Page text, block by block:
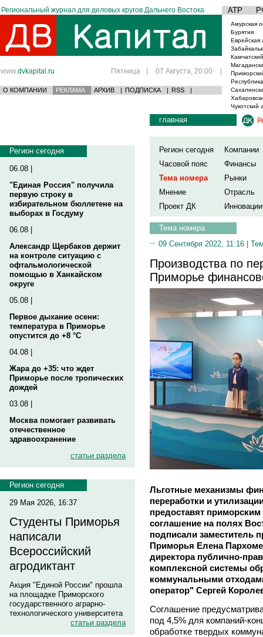
Региональный журнал для деловых кругов Дальнего Востока АТР
www.dvkapital.ru Пятница | 07 Августа, 20:00 |
О КОМПАНИИ РЕКЛАМА АРХИВ | ПОДПИСКА | RSS |
Амурская
Бурятия
Еврейская
Чукотский
Регион сегодня
06.08 |
"Единая Россия" получила
первую строку в
избирательном бюллетене на
выборах в Госдуму
06.08 |
Александр Щербаков держит
на контроле ситуацию с
офтальмологической
помощью в Ханкайском
округе
05.08 |
Первое дыхание осени:
температура в Приморье
опустится до +8 °C
04.08 |
Жара до +35: что ждет
Приморье после тропических
дождей
03.08 |
Москва помогает развивать
отечественное
здравоохранение
статьи раздела
Регион сегодня
29 Мая 2026, 16:37
Студенты Приморья
написали
Всероссийский
агродиктант
Акция "Единой России" прошла
на площадке Приморского
государственного аграрно-
технологического университета
статьи раздела
главная
Регион сегодня
Компании
Часовой пояс
Финансы
Тема номера
Рынки
Мнение
Отрасль
Проект ДК
Инновации
Тема номера
09 Сентября 2022, 11:16 |
Производства по
Приморье
Льготные механизмы
переработки и
предоставят
соглашение на полях
подписали заместитель
Приморья Елена
директора публично-
комплексной системы
коммунальными
оператор" Сергей
Соглашение
под 4,5% для компаний-
обработке твердых